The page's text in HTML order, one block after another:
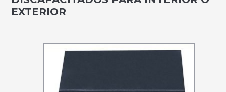
EXTERIOR